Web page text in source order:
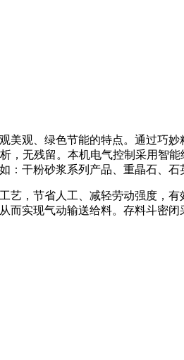
、绿色节能的特点。通过巧妙
，无残留。本机电气控制采用智
干粉砂浆系列产品、重晶石、石
，节省人工、减轻劳动强度，有
实现气动输送给料。存料斗密